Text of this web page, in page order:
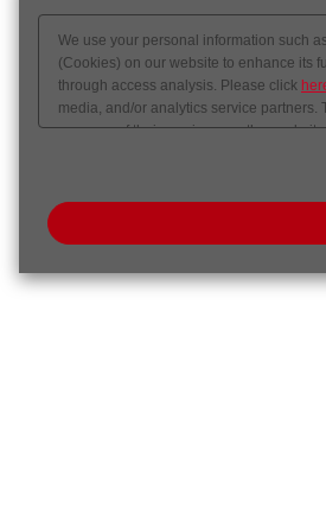
We use your personal information such
(Cookies) on our website to enhance its
through access analysis. Please click
media, and/or analytics service
your use of their services or other